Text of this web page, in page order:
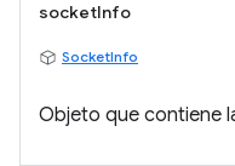
socketInfo
SocketInfo
Objeto que contiene